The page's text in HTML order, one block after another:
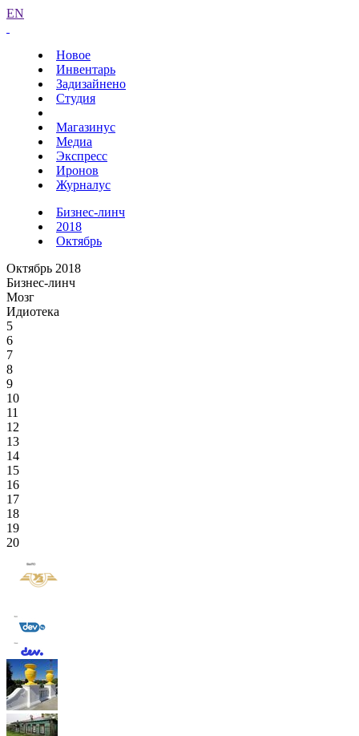
EN
Новое
Инвентарь
Задизайнено
Студия
Магазинус
Медиа
Экспресс
Иронов
Журналус
Бизнес-линч
2018
Октябрь
Октябрь 2018
Бизнес-линч
Мозг
Идиотека
5
6
7
8
9
10
11
12
13
14
15
16
17
18
19
20